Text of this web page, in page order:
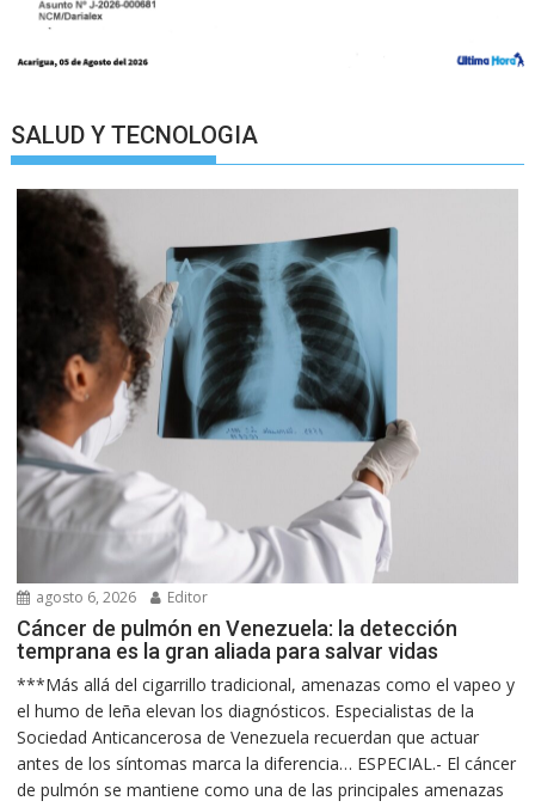
SALUD Y TECNOLOGIA
agosto 6, 2026 Editor
Cáncer de pulmón en Venezuela: la detección
temprana es la gran aliada para salvar vidas
***Más allá del cigarrillo tradicional, amenazas como el vapeo y
el humo de leña elevan los diagnósticos. Especialistas de la
Sociedad Anticancerosa de Venezuela recuerdan que actuar
antes de los síntomas marca la diferencia… ESPECIAL.- El cáncer
de pulmón se mantiene como una de las principales amenazas